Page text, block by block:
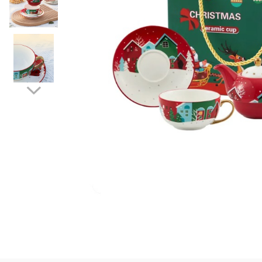
Jucarii educationale
Accesorii si dispozitive
Produse bucatarie
Produse Wellness
Produse pentru animale